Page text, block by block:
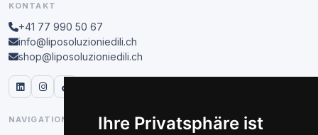
Ihre Privatsphäre ist
KONTAKT
+41 77 990 50 67
info@liposoluzioniedili.ch
shop@liposoluzioniedili.ch
NAVIGATION